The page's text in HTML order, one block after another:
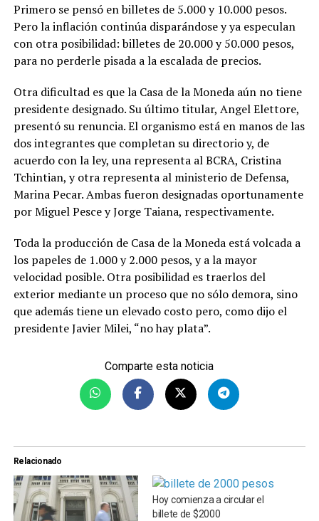
Primero se pensó en billetes de 5.000 y 10.000 pesos.
Pero la inflación continúa disparándose y ya especulan
con otra posibilidad: billetes de 20.000 y 50.000 pesos,
para no perderle pisada a la escalada de precios.
Otra dificultad es que la Casa de la Moneda aún no tiene
presidente designado. Su último titular, Angel Elettore,
presentó su renuncia. El organismo está en manos de las
dos integrantes que completan su directorio y, de
acuerdo con la ley, una representa al BCRA, Cristina
Tchintian, y otra representa al ministerio de Defensa,
Marina Pecar. Ambas fueron designadas oportunamente
por Miguel Pesce y Jorge Taiana, respectivamente.
Toda la producción de Casa de la Moneda está volcada a
los papeles de 1.000 y 2.000 pesos, y a la mayor
velocidad posible. Otra posibilidad es traerlos del
exterior mediante un proceso que no sólo demora, sino
que además tiene un elevado costo pero, como dijo el
presidente Javier Milei, “no hay plata”.
Comparte esta noticia
Relacionado
Hoy comienza a circular el
billete de $2000